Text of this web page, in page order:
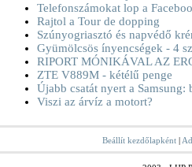
Telefonszámokat lop a
Rajtol a Tour de dopping
Szúnyogriasztó és napvédő
Gyümölcsös ínyencségek - 4
RIPORT MÓNIKÁVAL AZ
ZTE V889M - kétélű penge
Újabb csatát nyert a
Viszi az árvíz a motort?
Beállít kezdőlapként |